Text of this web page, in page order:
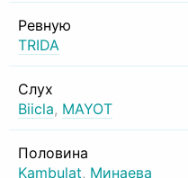
Ревную
TRIDA
Слух
Biicla, MAYOT
Половина
Kambulat, Минаева